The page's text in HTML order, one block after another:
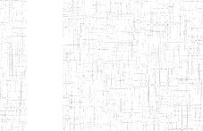
CAMEROON
INCLUSIVE
SPECIAL
EDUCATION